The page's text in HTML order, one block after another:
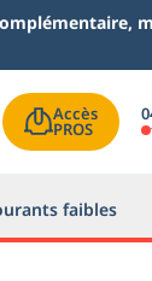
Accès
PROS
faibles